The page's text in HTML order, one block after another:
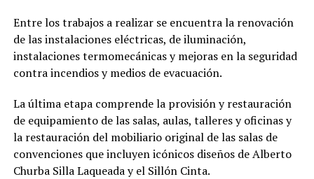
Entre los trabajos a realizar se encuentra la renovación
de las instalaciones eléctricas, de iluminación,
instalaciones termomecánicas y mejoras en la seguridad
contra incendios y medios de evacuación.
La última etapa comprende la provisión y restauración
de equipamiento de las salas, aulas, talleres y oficinas y
la restauración del mobiliario original de las salas de
convenciones que incluyen icónicos diseños de Alberto
Churba Silla Laqueada y el Sillón Cinta.